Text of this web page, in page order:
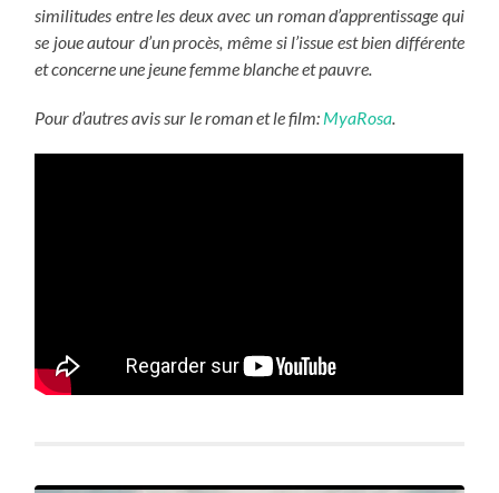
similitudes entre les deux avec un roman d’apprentissage qui
se joue autour d’un procès, même si l’issue est bien différente
et concerne une jeune femme blanche et pauvre.
Pour d’autres avis sur le roman et le film: MyaRosa.